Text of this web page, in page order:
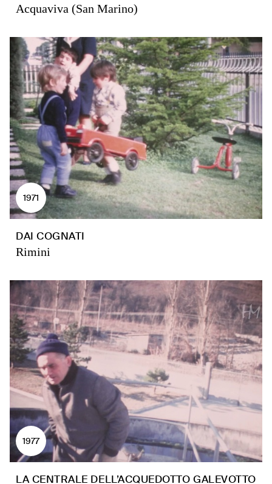
Acquaviva (San Marino)
1971
DAI COGNATI
Rimini
1977
LA CENTRALE DELL’ACQUEDOTTO GALEVOTTO